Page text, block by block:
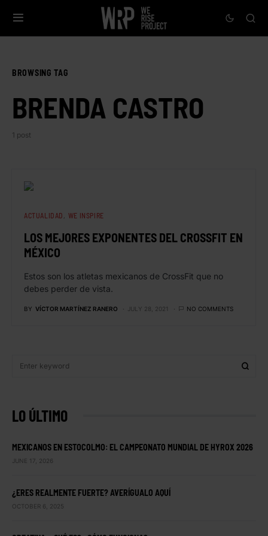
BROWSING TAG
BRENDA CASTRO
1 post
ACTUALIDAD WE INSPIRE
LOS MEJORES EXPONENTES DEL CROSSFIT EN
MÉXICO
Estos son los atletas mexicanos de CrossFit que no
debes perder de vista.
BY VÍCTOR MARTÍNEZ RANERO JULY 28, 2021 NO COMMENTS
LO ÚLTIMO
MEXICANOS EN ESTOCOLMO: EL CAMPEONATO MUNDIAL DE HYROX 2026
JUNE 17, 2026
¿ERES REALMENTE FUERTE? AVERÍGUALO AQUÍ
OCTOBER 6, 2025